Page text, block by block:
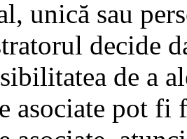
unică sau
decide
de a
asociate pot fi